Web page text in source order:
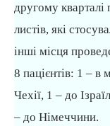
другому
листів, які
інші місця
8 пацієнтів: 1 –
Чехії, 1 – до
– до Німеччини.